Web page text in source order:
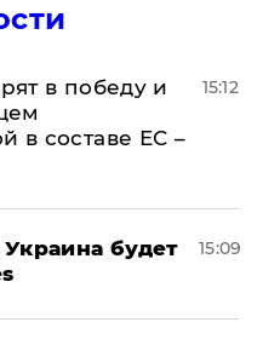
в победу и
в составе ЕС –
15:12
будет
15:09